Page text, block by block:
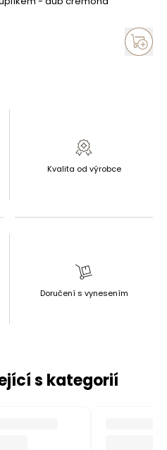
Kvalita od výrobce
Doručení s vynesením
s kategorií